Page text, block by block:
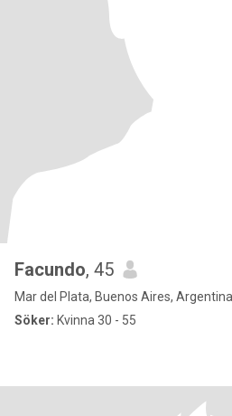
Facundo, 45
Mar del Plata, Buenos Aires, Argentina
Söker: Kvinna 30 - 55